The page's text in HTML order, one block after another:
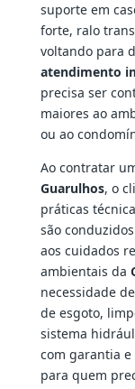
suporte em
forte, ralo
voltando para
atendimento
precisa ser
maiores ao
ou ao
Ao contratar
Guarulhos, o
práticas
são
aos cuidados
ambientais da
necessidade
de esgoto,
sistema
com garantia
para quem